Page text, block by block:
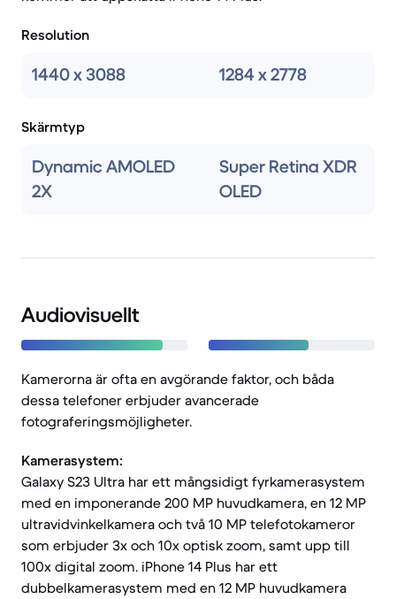
Resolution
1440 x 3088 1284 x 2778
Skärmtyp
Dynamic AMOLED
2X
Super Retina XDR
OLED
Audiovisuellt
Kamerorna är ofta en avgörande faktor, och båda
dessa telefoner erbjuder avancerade
fotograferingsmöjligheter.
Kamerasystem:
Galaxy S23 Ultra har ett mångsidigt fyrkamerasystem
med en imponerande 200 MP huvudkamera, en 12 MP
ultravidvinkelkamera och två 10 MP telefotokameror
som erbjuder 3x och 10x optisk zoom, samt upp till
100x digital zoom. iPhone 14 Plus har ett
dubbelkamerasystem med en 12 MP huvudkamera